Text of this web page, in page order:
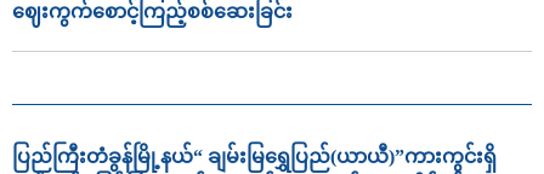
ဈေးကွက်စောင့်ကြည့်စစ်ဆေးခြင်း
ပြည်ကြီးတံခွန်မြို့နယ်“ ချမ်းမြရွှေပြည်(ယာယီ)”ကားကွင်းရှိ